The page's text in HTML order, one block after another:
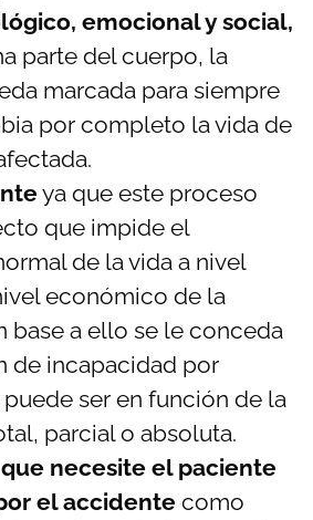
emocional y social,
parte del cuerpo, la
marcada para siempre
por completo la vida de
ya que este proceso
que impide el
de la vida a nivel
económico de la
base a ello se le conceda
de incapacidad por
ser en función de la
parcial o absoluta.
necesite el paciente
el accidente como